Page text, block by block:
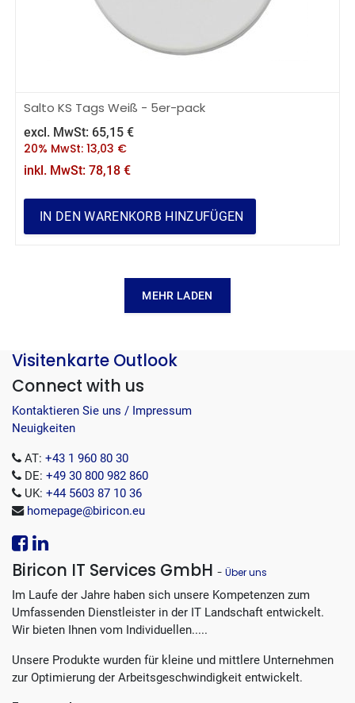
Salto KS Tags Weiß - 5er-pack
excl. MwSt: 65,15 €
20% MwSt: 13,03 €
inkl. MwSt: 78,18 €
IN DEN WARENKORB HINZUFÜGEN
MEHR LADEN
Visitenkarte Outlook
Connect with us
Kontaktieren Sie uns / Impressum
Neuigkeiten
AT: +43 1 960 80 30
DE: +49 30 800 982 860
UK: +44 5603 87 10 36
homepage@biricon.eu
Biricon IT Services GmbH - Über uns
Im Laufe der Jahre haben sich unsere Kompetenzen zum
Umfassenden Dienstleister in der IT Landschaft entwickelt.
Wir bieten Ihnen vom Individuellen.....
Unsere Produkte wurden für kleine und mittlere Unternehmen
zur Optimierung der Arbeitsgeschwindigkeit entwickelt.